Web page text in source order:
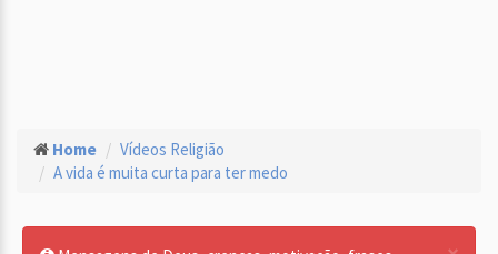
Home
Vídeos Religião
A vida é muita curta para ter medo